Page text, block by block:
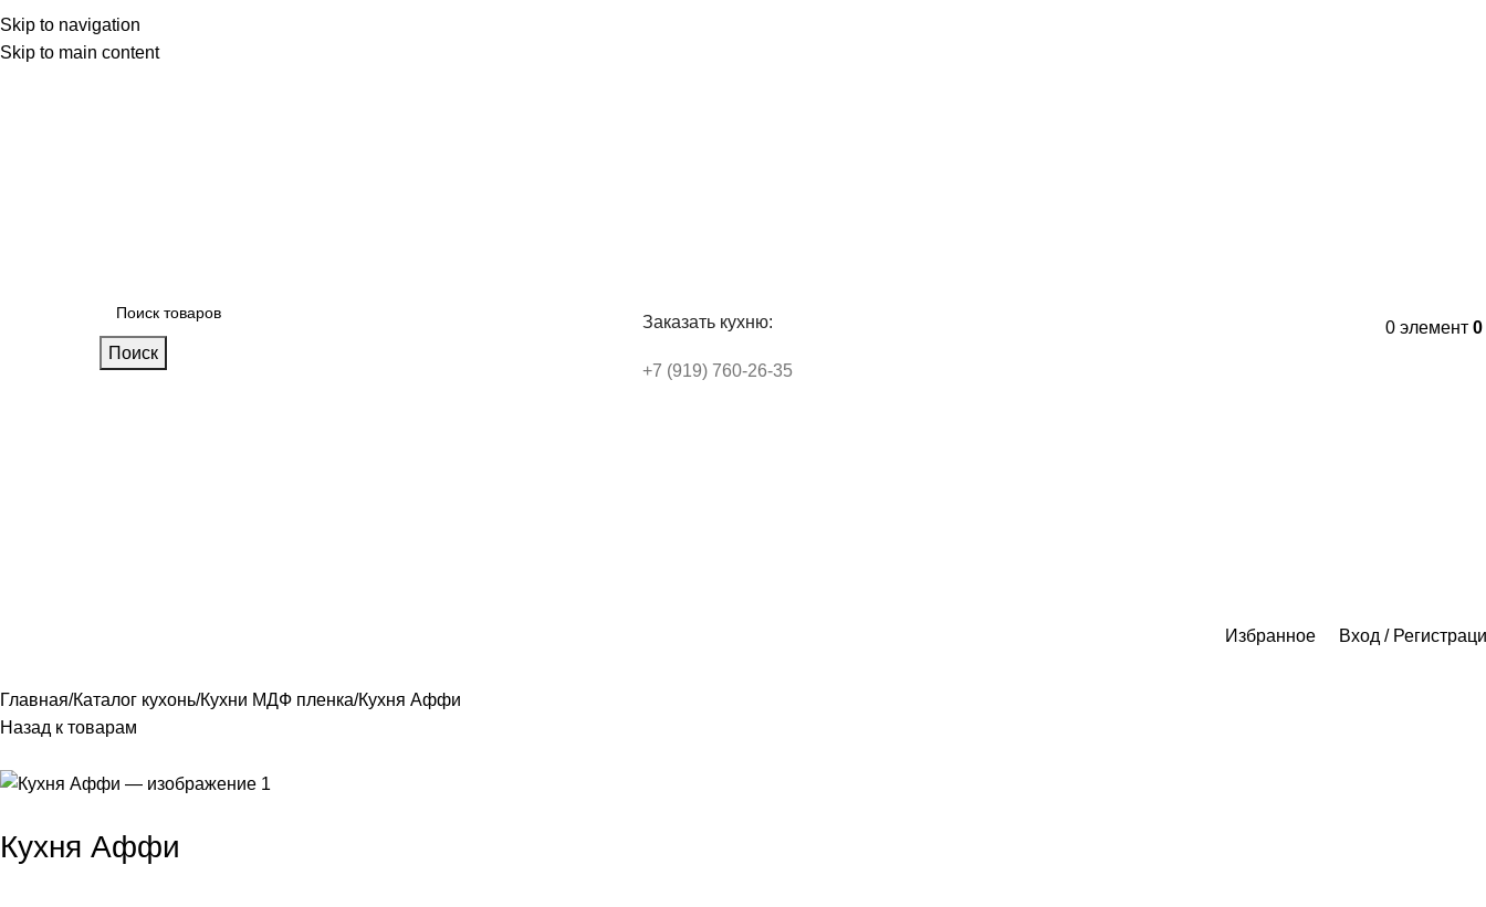
Skip to navigation
Skip to main content
БлогКалькулятор кухни
Поиск
Заказать кухню:
+7 (919) 760-26-35
0 элемент 0
Избранное Вход /
Главная Каталог кухонь Кухни МДФ пленка Кухня Аффи
Назад к товарам
Кухня Аффи